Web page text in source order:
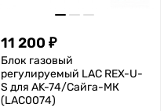
11 200 ₽
Блок газовый
регулируемый LAC REX-U-
S для AK-74/Сайга-МК
(LAC0074)